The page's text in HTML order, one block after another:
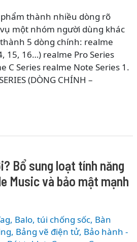
thành nhiều dòng rõ
một nhóm người dùng khác
5 dòng chính: realme
15, 16…) realme Pro Series
C Series realme Note Series 1.
(DÒNG CHÍNH –
Bổ sung loạt tính năng
Music và bảo mật mạnh
, Balo, túi chống sốc, Bàn
, Bảng vẽ điện tử, Bảo hành -